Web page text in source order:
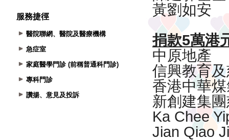
服務捷徑
醫院聯網、醫院及醫療機構
急症室
家庭醫學門診 (前稱普通科門診)
專科門診
讚揚、意見及投訴